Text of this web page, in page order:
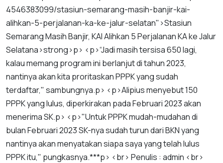
4546383099/stasiun-semarang-masih-banjir-kai-
alihkan-5-perjalanan-ka-ke-jalur-selatan">Stasiun
SemarangMasihBanjir, KAIAlihkan 5PerjalananKAkeJalur
Selatana>strong>p> <p>“Jadimasihtersisa650lagi,
kalaumemang programini berlanjutditahun2023,
nantinyaakankita proritaskanPPPKyangsudah
terdaftar," sambungnya.p> <p>Alipiusmenyebut150
PPPKyanglulus, diperkirakan padaFebruari2023akan
menerimaSK.p> <p>"UntukPPPKmudah-mudahandi
bulanFebruari2023SK-nyasudahturundariBKNyang
nantinyaakanmenyatakansiapasayayangtelahlulus
PPPKitu," pungkasnya.***p> <br> Penulis : admin <br>